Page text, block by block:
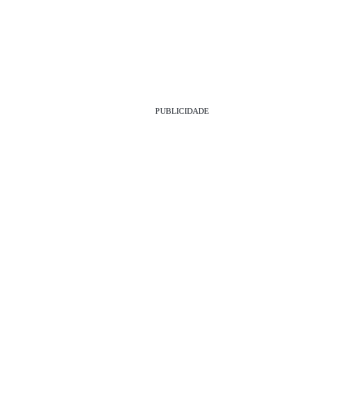
PUBLICIDADE